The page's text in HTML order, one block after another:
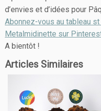
d’envies et d’idées pour
Abonnez-vous au tableau
Metalmidinette sur
A bientôt !
Articles Similaires